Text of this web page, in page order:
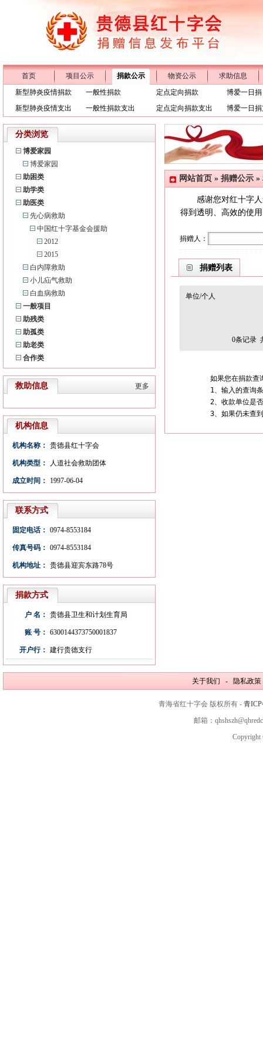
首页 项目公示 捐款公示 物资公示
求助信息
新型肺炎疫情捐款
一般性捐款 定点定向捐款
博爱一日捐
新型肺炎疫情支出
一般性捐款支出 定点定向捐款支出 博爱一日
分类浏览
博爱家园
博爱家园
助困类
助学类
助医类
先心病救助
中国红十字基金会援助
2012
2015
白内障救助
小儿疝气救助
白血病救助
一般项目
助残类
助孤类
助老类
合作类
更多
救助信息
机构信息
机构名称： 贵德县红十字会
机构类型： 人道社会救助团体
成立时间： 1997-06-04
联系方式
固定电话： 0974-8553184
传真号码： 0974-8553184
机构地址： 贵德县迎宾东路78号
捐款方式
户 名： 贵德县卫生和计划生育局
账 号： 6300144373750001837
开户行： 建行贵德支行
网站首页 » 捐赠公示 »
感谢您对红十字
得到透明、高效的使
捐赠人：
捐赠列表
单位/个人
0条记录
如果您在捐款查
1、输入的查
2、收款单位是
3、如果仍未查
关于我们 - 隐私政
青海省红十字会 版权所有 - 青ICP
邮箱：
Copyright